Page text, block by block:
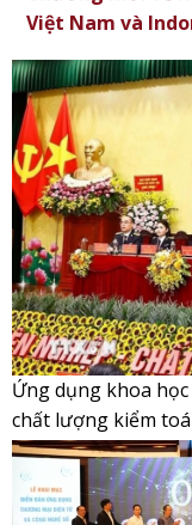
Việt Nam và
Ứng dụng khoa
chất lượng kiểm